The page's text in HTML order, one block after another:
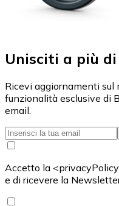
Unisciti a più
Ricevi aggiornamenti
funzionalità esclusive di
email.
Accetto la
e di ricevere la